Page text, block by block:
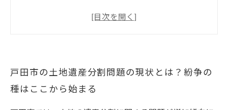
ら見る戸田市の課題
戸田市の土地遺産分割問題を乗り越えるための
具体的解決策とは？
戸田市の土地遺産分割問題の現状とは？紛争の
種はここから始まる